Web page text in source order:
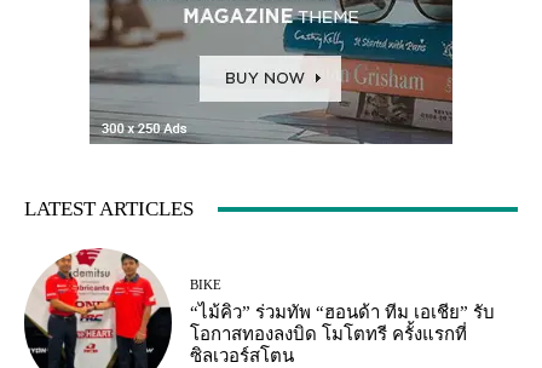
LATEST ARTICLES
BIKE
“ไม้คิว” ร่วมทัพ “ฮอนด้า ทีม เอเชีย” รับ
โอกาสทองลงบิด โมโตทรี ครั้งแรกที่
ซิลเวอร์สโตน